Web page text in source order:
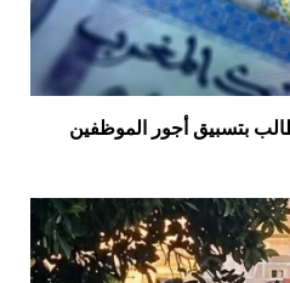
بتسبيق أجور الموظفين